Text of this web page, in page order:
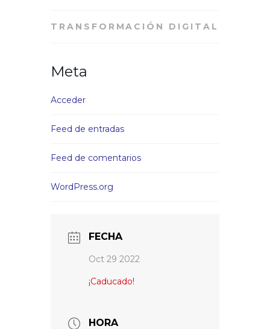
TRANSFORMACIÓN DIGITAL
Meta
Acceder
Feed de entradas
Feed de comentarios
WordPress.org
FECHA
Oct 29 2022
¡Caducado!
HORA